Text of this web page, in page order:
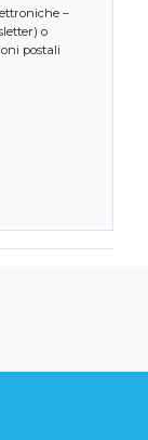
–
o
postali